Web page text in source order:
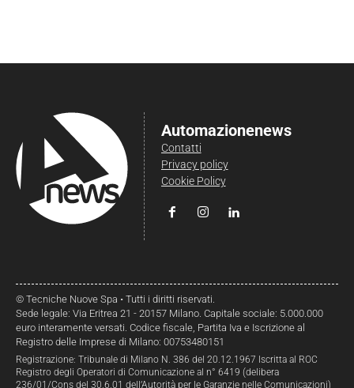
Automazionenews
Contatti
Privacy policy
Cookie Policy
© Tecniche Nuove Spa • Tutti i diritti riservati.
Sede legale: Via Eritrea 21 - 20157 Milano. Capitale sociale: 5.000.000
euro interamente versati. Codice fiscale, Partita Iva e Iscrizione al
Registro delle Imprese di Milano: 00753480151
Registrazione: Tribunale di Milano N. 386 del 20.12.1967 Iscritta al ROC
Registro degli Operatori di Comunicazione al n° 6419 (delibera
236/01/Cons del 30.6.01 dell’Autorità per le Garanzie nelle Comunicazioni)